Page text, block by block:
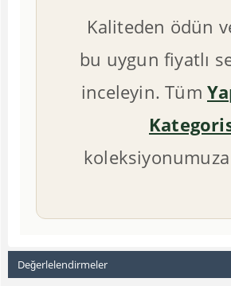
Kaliteden ödün
bu uygun fiyatlı
inceleyin. Tüm
koleksiyonumuza
Değerlelendirmeler